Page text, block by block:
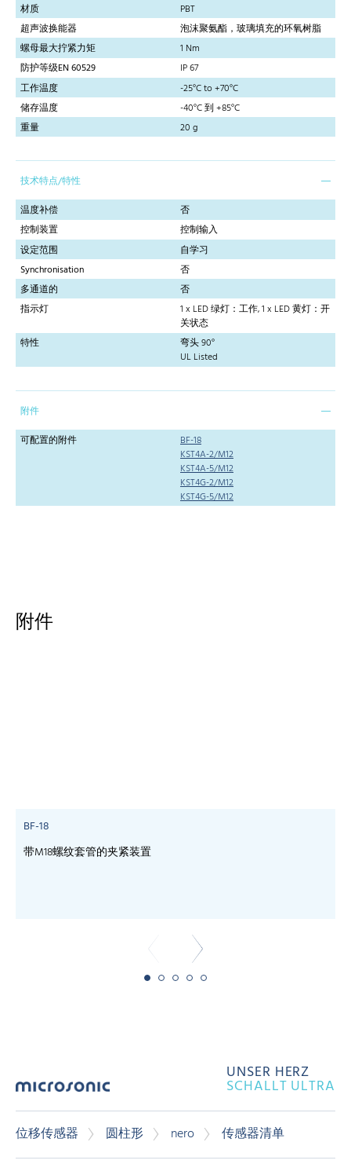
材质
PBT
超声波换能器
泡沫聚氨酯，玻璃填充的环氧树脂
螺母最大拧紧力矩
1 Nm
防护等级EN 60529
IP 67
工作温度
-25°C to +70°C
储存温度
-40°C 到 +85°C
重量
20 g
技术特点/特性
温度补偿
否
控制装置
控制输入
设定范围
自学习
Synchronisation
否
多通道的
否
指示灯
1 x LED 绿灯：工作, 1 x LED 黄灯：开
关状态
特性
弯头 90°
UL Listed
附件
可配置的附件
BF-18
KST4A-2/M12
KST4A-5/M12
KST4G-2/M12
KST4G-5/M12
附件
BF-18
带M18螺纹套管的夹紧装置
UNSER HERZ
SCHALLT ULTRA
位移传感器 圆柱形 nero 传感器清单